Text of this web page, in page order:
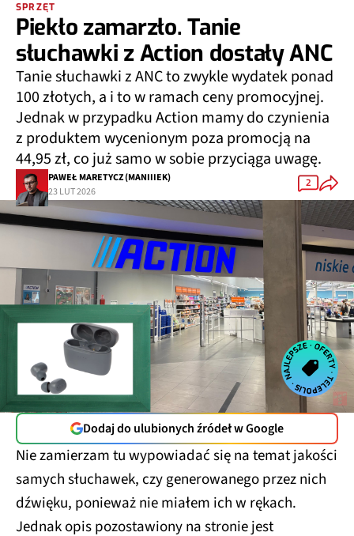
SPRZĘT
Piekło zamarzło. Tanie
słuchawki z Action dostały ANC
Tanie słuchawki z ANC to zwykle wydatek ponad
100 złotych, a i to w ramach ceny promocyjnej.
Jednak w przypadku Action mamy do czynienia
z produktem wycenionym poza promocją na
44,95 zł, co już samo w sobie przyciąga uwagę.
PAWEŁ MARETYCZ (MANIIIEK)
23 LUT 2026
2
Dodaj do ulubionych źródeł w Google
Nie zamierzam tu wypowiadać się na temat jakości
samych słuchawek, czy generowanego przez nich
dźwięku, ponieważ nie miałem ich w rękach.
Jednak opis pozostawiony na stronie jest